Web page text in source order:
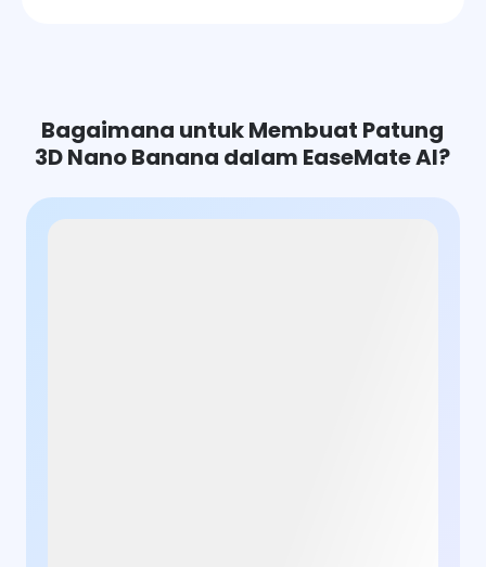
Bagaimana untuk Membuat Patung
3D Nano Banana dalam EaseMate AI?